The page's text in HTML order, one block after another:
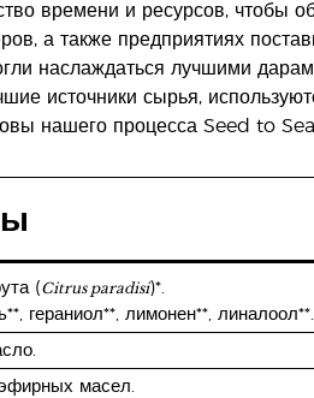
времени и ресурсов, чтобы
а также предприятиях
наслаждаться лучшими
источники сырья,
нашего процесса Seed to
(Citrus paradisi)*.
гераниол**, лимонен**, линалоол**.
масел.